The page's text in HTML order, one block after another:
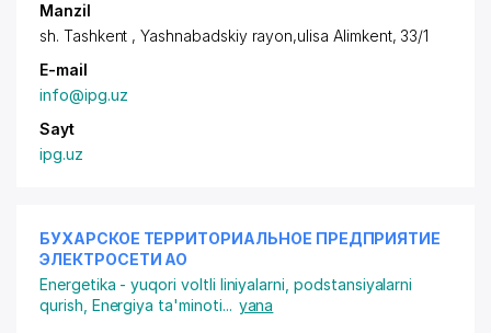
Manzil
sh. Tashkent ,Yashnabadskiy rayon,ulisa Alimkent, 33/1
E-mail
info@ipg.uz
Sayt
ipg.uz
БУХАРСКОЕ ТЕРРИТОРИАЛЬНОЕ ПРЕДПРИЯТИЕ
ЭЛЕКТРОСЕТИ АО
Energetika - yuqori voltli liniyalarni, podstansiyalarni
qurish Energiya ta'minoti... yana